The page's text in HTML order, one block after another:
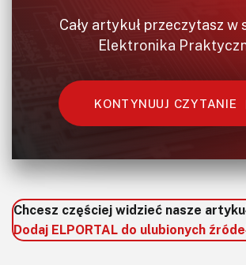
Cały artykuł przeczytasz w
Elektronika
KONTYNUUJ CZYTANIE
Chcesz częściej widzieć nasze
Dodaj ELPORTAL do ulubionych